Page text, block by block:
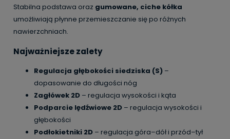
Stabilna podstawa oraz gumowane, ciche kółka
umożliwiają płynne przemieszczanie się po różnych
nawierzchniach.
Najważniejsze zalety
Regulacja głębokości siedziska (S) –
dopasowanie do długości nóg
Zagłówek 2D – regulacja wysokości i kąta
Podparcie lędźwiowe 2D – regulacja wysokości i
głębokości
Podłokietniki 2D – regulacja góra–dół i przód–tył